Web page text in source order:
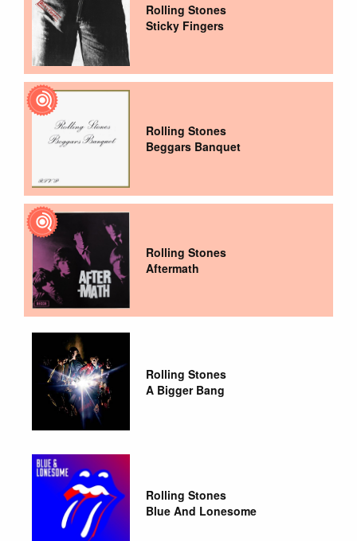
Rolling Stones
Sticky Fingers
Rolling Stones
Beggars Banquet
Rolling Stones
Aftermath
Rolling Stones
A Bigger Bang
Rolling Stones
Blue And Lonesome